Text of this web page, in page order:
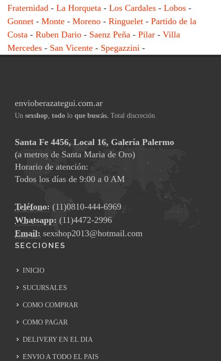
Fraternidad - La Horqueta - Los Cardales - Lobos -
Gonnet - Monte - Moreno - Ringuelet - Partido de la
Costa - Ruben Dario - Saenz Peña - Pilar - Villa
Mercedes - San Vicente - Spegazzini -
envioberazategui.com.ar
Un sexshop, todo lo que buscás. Total discreción.
Santa Fe 4456, Local 16, Galería Palermo
(a metros de Santa Maria de Oro)
Horario de atención:
Todos los días de 9:00 a 0 AM
Teléfono: (11)0810-444-6969
Whatsapp: (11)4472-2996
Email: sexshop2013@hotmail.com
SECCIONES
INICIO
SUCURSALES
COMO COMPRAR
COMO PAGAR
DELIVERY EN EL DIA
ENVIO A TODO EL PAIS